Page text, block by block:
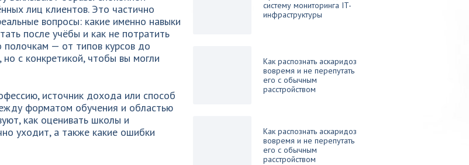
лиц клиентов. Это частично
вопросы: какие именно навыки
после учёбы и как не потратить
полочкам — от типов курсов до
с конкретикой, чтобы вы могли
источник дохода или способ
форматом обучения и областью
как оценивать школы и
уходит, а также какие ошибки
систему мониторинга IT-
инфраструктуры
Как распознать аскаридоз
вовремя и не перепутать
его с обычным
расстройством
Как распознать аскаридоз
вовремя и не перепутать
его с обычным
расстройством